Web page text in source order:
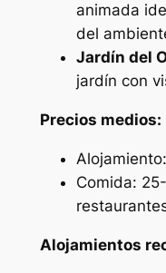
animada
del
Jardín del
jardín con
Precios medios:
Comida:
Alojamientos